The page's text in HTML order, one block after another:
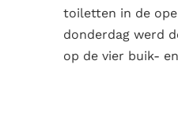
toiletten in de
donderdag werd
op de vier buik-